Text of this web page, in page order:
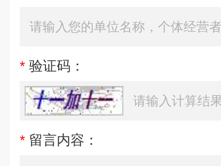
* 验证码：
* 留言内容：